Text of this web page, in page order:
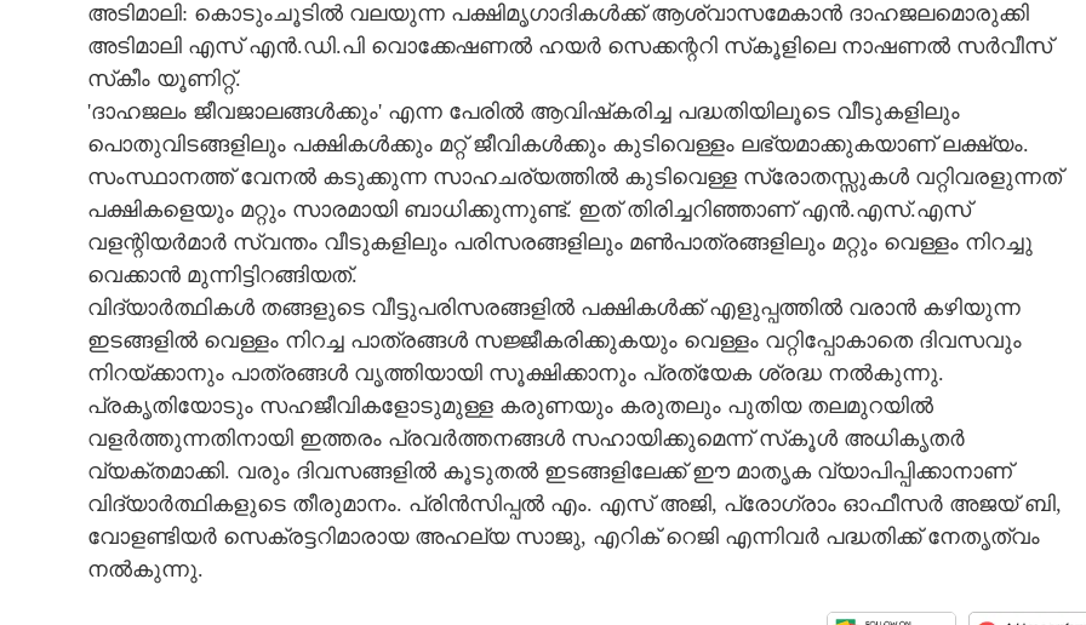
CARTOONS
CONTACT US
അടിമാലി: കൊടുംചൂടിൽ വലയുന്ന പക്ഷിമൃഗാദികൾക്ക് ആശ്വാസമേകാൻ ദാഹജലമൊരുക്കി
അടിമാലി എസ് എൻ.ഡി.പി വൊക്കേഷണൽ ഹയർ സെക്കന്ററി സ്‌കൂളിലെ നാഷണൽ സർവീസ്
സ്‌കീം യൂണിറ്റ്.
'ദാഹജലം ജീവജാലങ്ങൾക്കും' എന്ന പേരിൽ ആവിഷ്‌കരിച്ച പദ്ധതിയിലൂടെ വീടുകളിലും
പൊതുവിടങ്ങളിലും പക്ഷികൾക്കും മറ്റ് ജീവികൾക്കും കുടിവെള്ളം ലഭ്യമാക്കുകയാണ് ലക്ഷ്യം.
സംസ്ഥാനത്ത് വേനൽ കടുക്കുന്ന സാഹചര്യത്തിൽ കുടിവെള്ള സ്രോതസ്സുകൾ വറ്റിവരളുന്നത്
പക്ഷികളെയും മറ്റും സാരമായി ബാധിക്കുന്നുണ്ട്. ഇത് തിരിച്ചറിഞ്ഞാണ് എൻ.എസ്.എസ്
വളന്റിയർമാർ സ്വന്തം വീടുകളിലും പരിസരങ്ങളിലും മൺപാത്രങ്ങളിലും മറ്റും വെള്ളം നിറച്ചു
വെക്കാൻ മുന്നിട്ടിറങ്ങിയത്.
വിദ്യാർത്ഥികൾ തങ്ങളുടെ വീട്ടുപരിസരങ്ങളിൽ പക്ഷികൾക്ക് എളുപ്പത്തിൽ വരാൻ കഴിയുന്ന
ഇടങ്ങളിൽ വെള്ളം നിറച്ച പാത്രങ്ങൾ സജ്ജീകരിക്കുകയും വെള്ളം വറ്റിപ്പോകാതെ ദിവസവും
നിറയ്ക്കാനും പാത്രങ്ങൾ വൃത്തിയായി സൂക്ഷിക്കാനും പ്രത്യേക ശ്രദ്ധ നൽകുന്നു.
പ്രകൃതിയോടും സഹജീവികളോടുമുള്ള കരുണയും കരുതലും പുതിയ തലമുറയിൽ
വളർത്തുന്നതിനായി ഇത്തരം പ്രവർത്തനങ്ങൾ സഹായിക്കുമെന്ന് സ്‌കൂൾ അധികൃതർ
വ്യക്തമാക്കി. വരും ദിവസങ്ങളിൽ കൂടുതൽ ഇടങ്ങളിലേക്ക് ഈ മാതൃക വ്യാപിപ്പിക്കാനാണ്
വിദ്യാർത്ഥികളുടെ തീരുമാനം. പ്രിൻസിപ്പൽ എം. എസ് അജി, പ്രോഗ്രാം ഓഫീസർ അജയ് ബി,
വോളണ്ടിയർ സെക്രട്ടറിമാരായ അഹല്യ സാജു, എറിക് റെജി എന്നിവർ പദ്ധതിക്ക് നേതൃത്വം
നൽകുന്നു.